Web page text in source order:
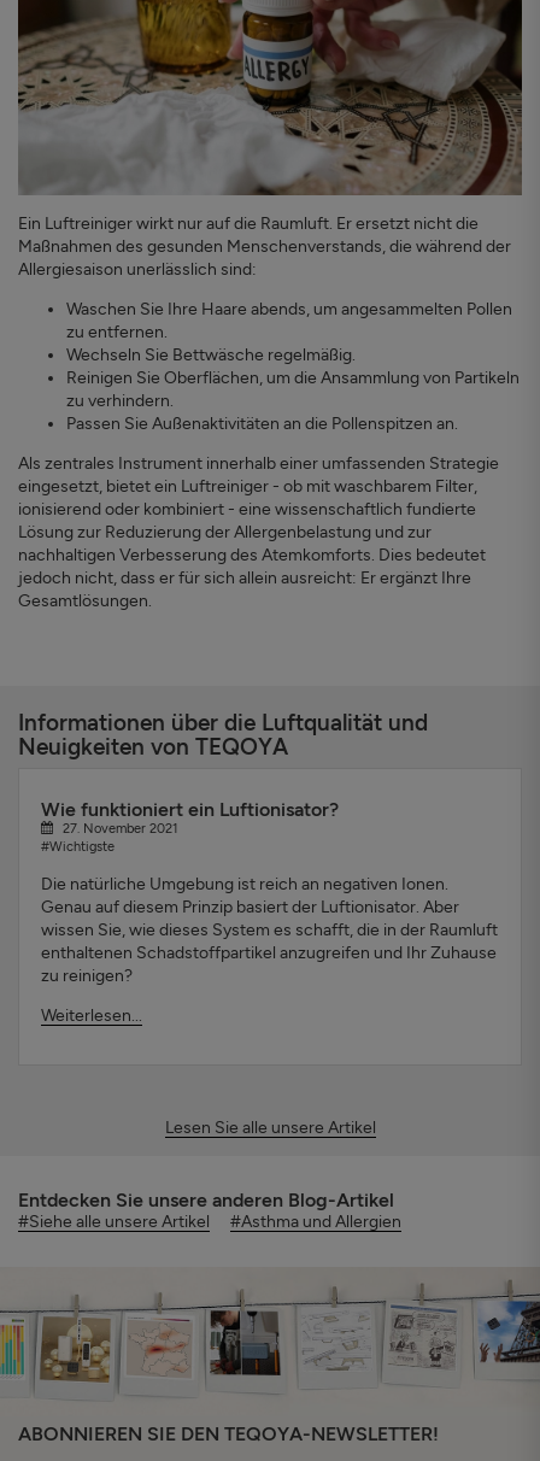
Ein Luftreiniger wirkt nur auf die Raumluft. Er ersetzt nicht die
Maßnahmen des gesunden Menschenverstands, die während der
Allergiesaison unerlässlich sind:
Waschen Sie Ihre Haare abends, um angesammelten Pollen
zu entfernen.
Wechseln Sie Bettwäsche regelmäßig.
Reinigen Sie Oberflächen, um die Ansammlung von Partikeln
zu verhindern.
Passen Sie Außenaktivitäten an die Pollenspitzen an.
Als zentrales Instrument innerhalb einer umfassenden Strategie
eingesetzt, bietet ein Luftreiniger - ob mit waschbarem Filter,
ionisierend oder kombiniert - eine wissenschaftlich fundierte
Lösung zur Reduzierung der Allergenbelastung und zur
nachhaltigen Verbesserung des Atemkomforts. Dies bedeutet
jedoch nicht, dass er für sich allein ausreicht: Er ergänzt Ihre
Gesamtlösungen.
Informationen über die Luftqualität und
Neuigkeiten von TEQOYA
Wie funktioniert ein Luftionisator?
27. November 2021
#Wichtigste
Die natürliche Umgebung ist reich an negativen Ionen.
Genau auf diesem Prinzip basiert der Luftionisator. Aber
wissen Sie, wie dieses System es schafft, die in der Raumluft
enthaltenen Schadstoffpartikel anzugreifen und Ihr Zuhause
zu reinigen?
Weiterlesen...
Lesen Sie alle unsere Artikel
Entdecken Sie unsere anderen Blog-Artikel
#Siehe alle unsere Artikel #Asthma und Allergien
ABONNIEREN SIE DEN TEQOYA-NEWSLETTER!